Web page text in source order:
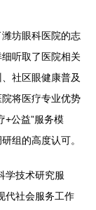
坊眼科医院的志
听取了医院相关
社区眼健康普及
将医疗专业优势
+公益”服务模
组的高度认可。
学技术研究服
代社会服务工作